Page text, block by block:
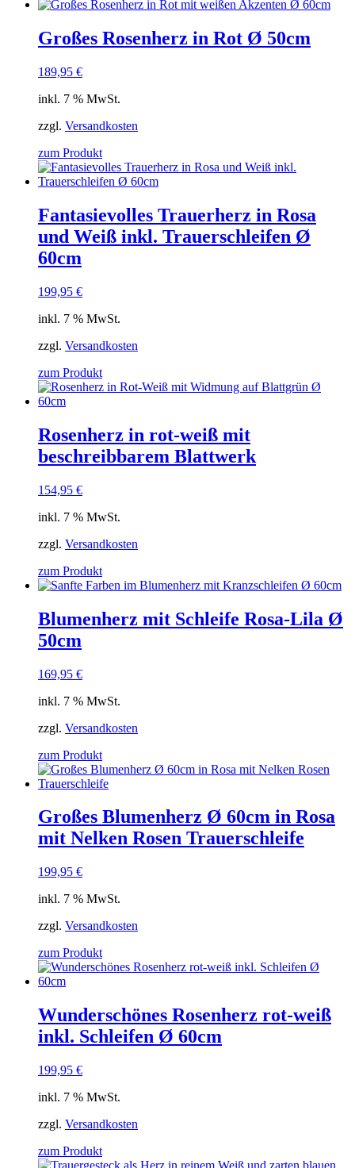
Großes Rosenherz in Rot Ø 50cm
189,95 €
inkl. 7 % MwSt.
zzgl. Versandkosten
zum Produkt
Fantasievolles Trauerherz in Rosa
und Weiß inkl. Trauerschleifen Ø
60cm
199,95 €
inkl. 7 % MwSt.
zzgl. Versandkosten
zum Produkt
Rosenherz in rot-weiß mit
beschreibbarem Blattwerk
154,95 €
inkl. 7 % MwSt.
zzgl. Versandkosten
zum Produkt
Blumenherz mit Schleife Rosa-Lila Ø
50cm
169,95 €
inkl. 7 % MwSt.
zzgl. Versandkosten
zum Produkt
Großes Blumenherz Ø 60cm in Rosa
mit Nelken Rosen Trauerschleife
199,95 €
inkl. 7 % MwSt.
zzgl. Versandkosten
zum Produkt
Wunderschönes Rosenherz rot-weiß
inkl. Schleifen Ø 60cm
199,95 €
inkl. 7 % MwSt.
zzgl. Versandkosten
zum Produkt